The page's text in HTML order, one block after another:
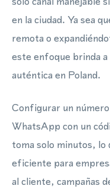
en la ciudad. Ya sea
remota o
este enfoque brinda
auténtica en Poland.
Configurar un
WhatsApp con un
toma solo minutos, lo
eficiente para
al cliente, campañas